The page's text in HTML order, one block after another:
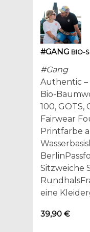
#GANG BIO-
#Gang
Authentic –
Bio-
100,
Fairwear
Printfarbe
Sitzweiche
eine
39,90 €